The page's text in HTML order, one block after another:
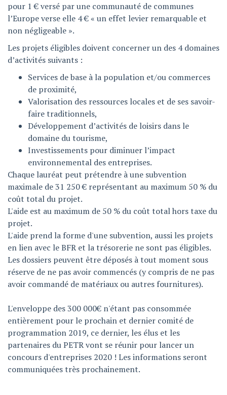
pour 1 € versé par une communauté de communes
l’Europe verse elle 4 € « un effet levier remarquable et
non négligeable ».
Les projets éligibles doivent concerner un des 4 domaines
d’activités suivants :
Services de base à la population et/ou commerces
de proximité,
Valorisation des ressources locales et de ses savoir-
faire traditionnels,
Développement d’activités de loisirs dans le
domaine du tourisme,
Investissements pour diminuer l’impact
environnemental des entreprises.
Chaque lauréat peut prétendre à une subvention
maximale de 31 250 € représentant au maximum 50 % du
coût total du projet.
L'aide est au maximum de 50 % du coût total hors taxe du
projet.
L'aide prend la forme d'une subvention, aussi les projets
en lien avec le BFR et la trésorerie ne sont pas éligibles.
Les dossiers peuvent être déposés à tout moment sous
réserve de ne pas avoir commencés (y compris de ne pas
avoir commandé de matériaux ou autres fournitures).
L'enveloppe des 300 000€ n'étant pas consommée
entièrement pour le prochain et dernier comité de
programmation 2019, ce dernier, les élus et les
partenaires du PETR vont se réunir pour lancer un
concours d'entreprises 2020 ! Les informations seront
communiquées très prochainement.